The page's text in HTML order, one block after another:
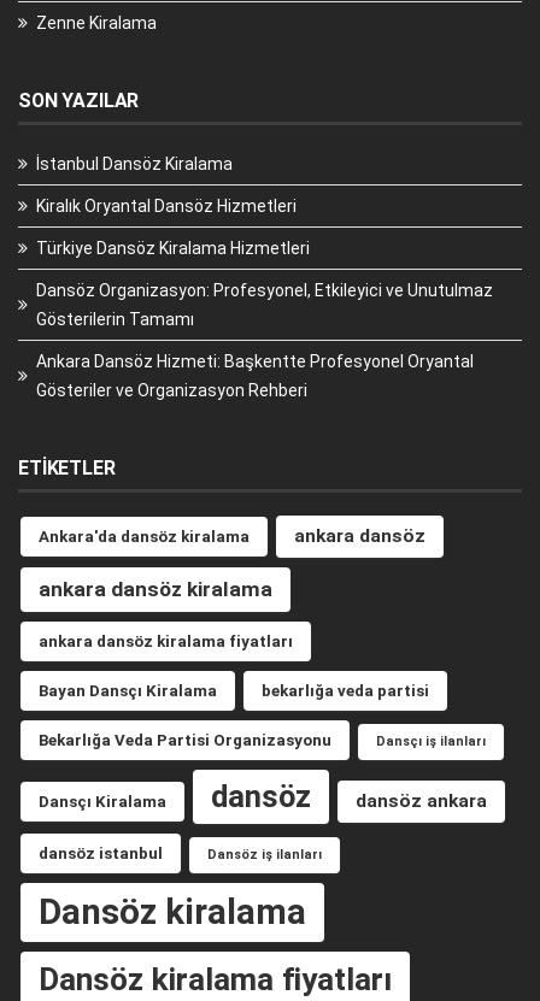
Zenne Kiralama
SON YAZILAR
İstanbul Dansöz Kiralama
Kiralık Oryantal Dansöz Hizmetleri
Türkiye Dansöz Kiralama Hizmetleri
Dansöz Organizasyon: Profesyonel, Etkileyici ve Unutulmaz
Gösterilerin Tamamı
Ankara Dansöz Hizmeti: Başkentte Profesyonel Oryantal
Gösteriler ve Organizasyon Rehberi
ETIKETLER
Ankara'da dansöz kiralama ankara dansöz
ankara dansöz kiralama
ankara dansöz kiralama fiyatları
Bayan Dansçı Kiralama bekarlığa veda partisi
Bekarlığa Veda Partisi Organizasyonu Dansçı iş ilanları
Dansçı Kiralama dansöz dansöz ankara
dansöz istanbul Dansöz iş ilanları
Dansöz kiralama
Dansöz kiralama fiyatları